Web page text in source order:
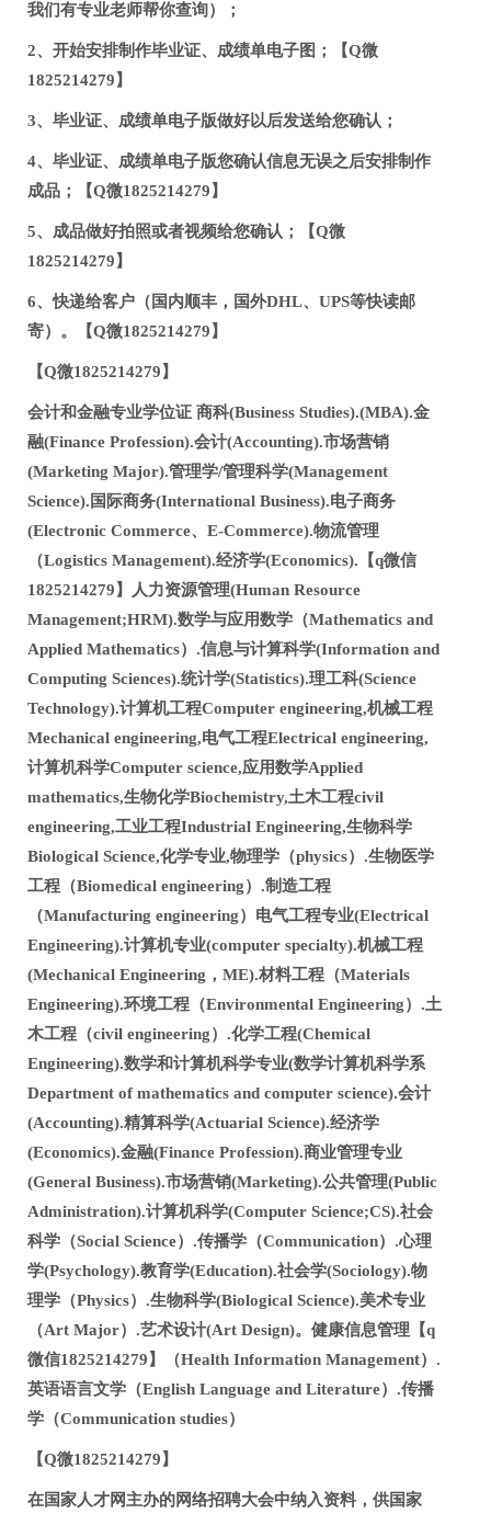
我们有专业老师帮你查询）；
2、开始安排制作毕业证、成绩单电子图；【Q微
1825214279】
3、毕业证、成绩单电子版做好以后发送给您确认；
4、毕业证、成绩单电子版您确认信息无误之后安排制作
成品；【Q微1825214279】
5、成品做好拍照或者视频给您确认；【Q微
1825214279】
6、快递给客户（国内顺丰，国外DHL、UPS等快读邮
寄）。【Q微1825214279】
【Q微1825214279】
会计和金融专业学位证 商科(Business Studies).(MBA).金
融(Finance Profession).会计(Accounting).市场营销
(Marketing Major).管理学/管理科学(Management
Science).国际商务(International Business).电子商务
(Electronic Commerce、E-Commerce).物流管理
（Logistics Management).经济学(Economics).【q微信
1825214279】人力资源管理(Human Resource
Management;HRM).数学与应用数学（Mathematics and
Applied Mathematics）.信息与计算科学(Information and
Computing Sciences).统计学(Statistics).理工科(Science
Technology).计算机工程Computer engineering,机械工程
Mechanical engineering,电气工程Electrical engineering,
计算机科学Computer science,应用数学Applied
mathematics,生物化学Biochemistry,土木工程civil
engineering,工业工程Industrial Engineering,生物科学
Biological Science,化学专业,物理学（physics）.生物医学
工程（Biomedical engineering）.制造工程
（Manufacturing engineering）电气工程专业(Electrical
Engineering).计算机专业(computer specialty).机械工程
(Mechanical Engineering，ME).材料工程（Materials
Engineering).环境工程（Environmental Engineering）.土
木工程（civil engineering）.化学工程(Chemical
Engineering).数学和计算机科学专业(数学计算机科学系
Department of mathematics and computer science).会计
(Accounting).精算科学(Actuarial Science).经济学
(Economics).金融(Finance Profession).商业管理专业
(General Business).市场营销(Marketing).公共管理(Public
Administration).计算机科学(Computer Science;CS).社会
科学（Social Science）.传播学（Communication）.心理
学(Psychology).教育学(Education).社会学(Sociology).物
理学（Physics）.生物科学(Biological Science).美术专业
（Art Major）.艺术设计(Art Design)。健康信息管理【q
微信1825214279】（Health Information Management）.
英语语言文学（English Language and Literature）.传播
学（Communication studies）
【Q微1825214279】
在国家人才网主办的网络招聘大会中纳入资料，供国家